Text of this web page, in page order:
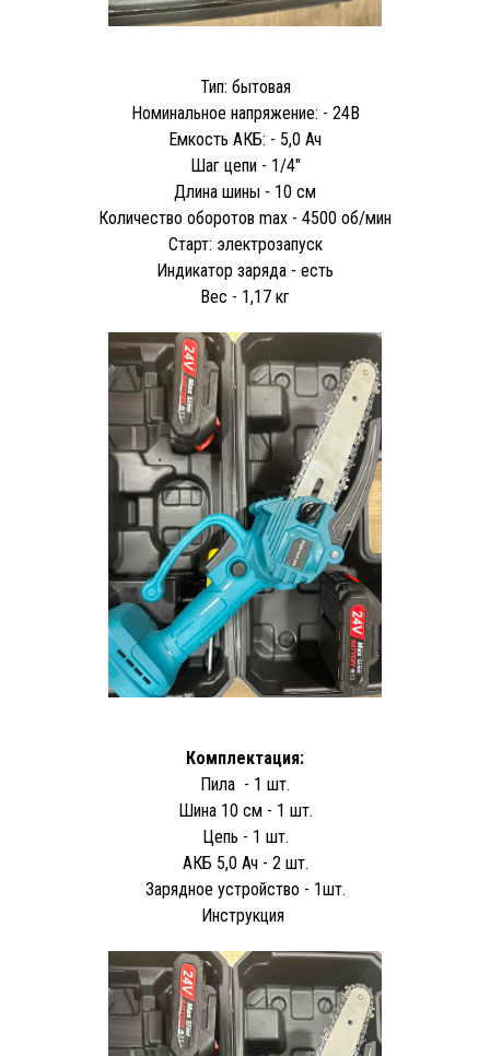
Тип: бытовая
Номинальное напряжение: - 24В
Емкость АКБ: - 5,0 Ач
Шаг цепи - 1/4"
Длина шины - 10 см
Количество оборотов max - 4500 об/мин
Старт: электрозапуск
Индикатор заряда - есть
Вес - 1,17 кг
Комплектация:
Пила - 1 шт.
Шина 10 см - 1 шт.
Цепь - 1 шт.
АКБ 5,0 Ач - 2 шт.
Зарядное устройство - 1шт.
Инструкция